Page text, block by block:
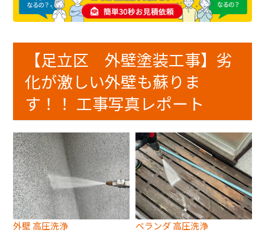
【足立区 外壁塗装工事】劣
化が激しい外壁も蘇りま
す！！ 工事写真レポート
外壁 高圧洗浄 ベランダ 高圧洗浄